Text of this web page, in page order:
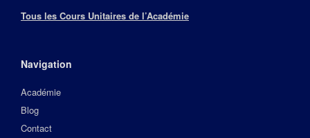
Tous les Cours Unitaires de l’Académie
Navigation
Académie
Blog
Contact